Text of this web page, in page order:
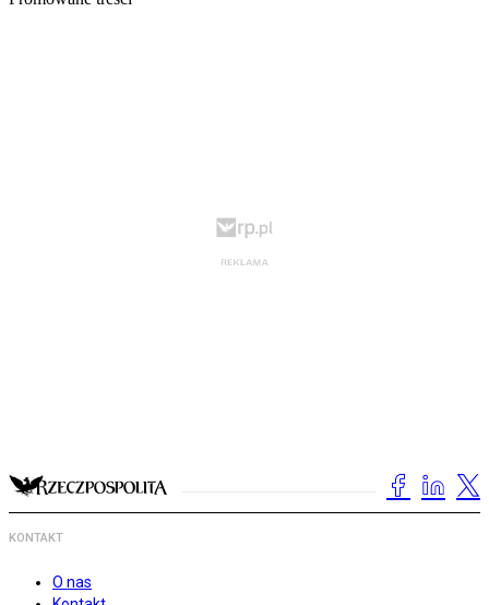
KONTAKT
O nas